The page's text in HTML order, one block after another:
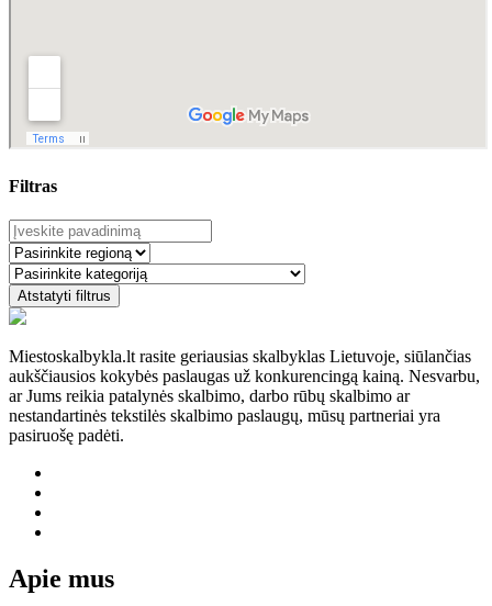
Filtras
Atstatyti filtrus
Miestoskalbykla.lt rasite geriausias skalbyklas Lietuvoje, siūlančias
aukščiausios kokybės paslaugas už konkurencingą kainą. Nesvarbu,
ar Jums reikia patalynės skalbimo, darbo rūbų skalbimo ar
nestandartinės tekstilės skalbimo paslaugų, mūsų partneriai yra
pasiruošę padėti.
Apie mus